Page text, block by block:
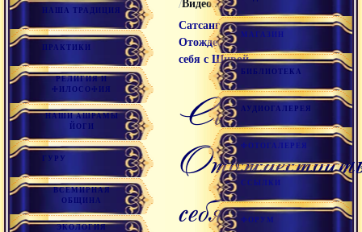
НАША ТРАДИЦИЯ
ПРАКТИКИ
РЕЛИГИЯ И
ФИЛОСОФИЯ
НАШИ АШРАМЫ
ЙОГИ
ГУРУ
ВСЕМИРНАЯ
ОБЩИНА
ЭКОЛОГИЯ
/Видео лекции/
Сатсанг
Отождествить
себя с Шивой
Сатсанг
себя
МАГАЗИН
БИБЛИОТЕКА
АУДИОГАЛЕРЕЯ
ФОТОГАЛЕРЕЯ
ССЫЛКИ
ФОРУМ